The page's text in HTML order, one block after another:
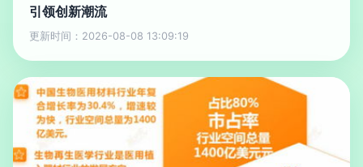
引领创新潮流
更新时间：2026-08-08 13:09:19